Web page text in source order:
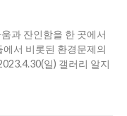
과 잔인함을 한 곳에서
서 비롯된 환경문제의
일) 갤러리 알지